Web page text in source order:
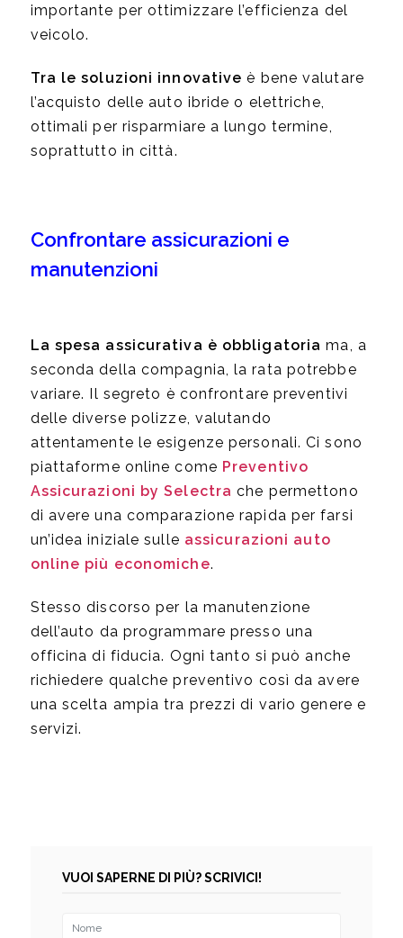
importante per ottimizzare l’efficienza del
veicolo.
Tra le soluzioni innovative è bene valutare
l’acquisto delle auto ibride o elettriche,
ottimali per risparmiare a lungo termine,
soprattutto in città.
Confrontare assicurazioni e
manutenzioni
La spesa assicurativa è obbligatoria ma, a
seconda della compagnia, la rata potrebbe
variare. Il segreto è confrontare preventivi
delle diverse polizze, valutando
attentamente le esigenze personali. Ci sono
piattaforme online come Preventivo
Assicurazioni by Selectra che permettono
di avere una comparazione rapida per farsi
un’idea iniziale sulle assicurazioni auto
online più economiche.
Stesso discorso per la manutenzione
dell’auto da programmare presso una
officina di fiducia. Ogni tanto si può anche
richiedere qualche preventivo così da avere
una scelta ampia tra prezzi di vario genere e
servizi.
VUOI SAPERNE DI PIÙ? SCRIVICI!